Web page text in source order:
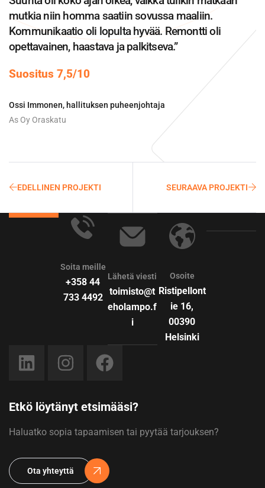
mutkia niin homma saatiin sovussa maaliin.
Kommunikaatio oli lopulta hyvää. Remontti oli
opettavainen, haastava ja palkitseva.”
Suositus 7,5/10
Ossi Immonen, hallituksen puheenjohtaja
As Oy Oraskatu
EDELLINEN PROJEKTI SEURAAVA PROJEKTI
Soita meille
+358 44
733 4492
Lähetä viesti
toimisto@t
eholampo.f
i
Osoite
Ristipellont
ie 16,
00390
Helsinki
Etkö löytänyt etsimääsi?
Haluatko sopia tapaamisen tai pyytää tarjouksen?
Ota yhteyttä